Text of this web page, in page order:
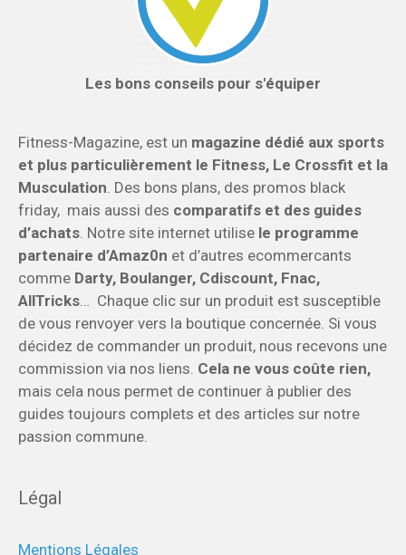
Les bons conseils pour s'équiper
Fitness-Magazine, est un magazine dédié aux sports
et plus particulièrement le Fitness, Le Crossfit et la
Musculation. Des bons plans, des promos black
friday, mais aussi des comparatifs et des guides
d’achats. Notre site internet utilise le programme
partenaire d’Amaz0n et d’autres ecommercants
comme Darty, Boulanger, Cdiscount, Fnac,
AllTricks… Chaque clic sur un produit est susceptible
de vous renvoyer vers la boutique concernée. Si vous
décidez de commander un produit, nous recevons une
commission via nos liens. Cela ne vous coûte rien,
mais cela nous permet de continuer à publier des
guides toujours complets et des articles sur notre
passion commune.
Légal
Mentions Légales